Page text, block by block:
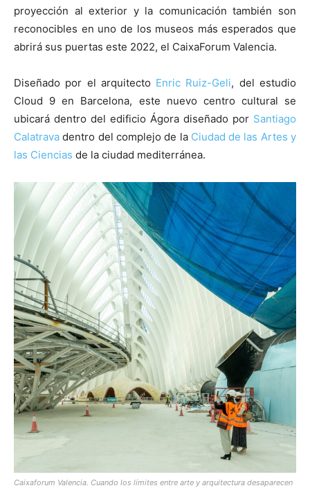
proyección al exterior y la comunicación también son
reconocibles en uno de los museos más esperados que
abrirá sus puertas este 2022, el CaixaForum Valencia.
Diseñado por el arquitecto Enric Ruiz-Geli, del estudio
Cloud 9 en Barcelona, este nuevo centro cultural se
ubicará dentro del edificio Ágora diseñado por Santiago
Calatrava dentro del complejo de la Ciudad de las Artes y
las Ciencias de la ciudad mediterránea.
Caixaforum Valencia. Cuando los límites entre arte y arquitectura desaparecen